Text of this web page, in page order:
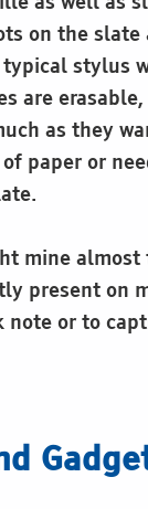
on the slate
stylus
are
as they
paper or
mine almost
present on
note or to